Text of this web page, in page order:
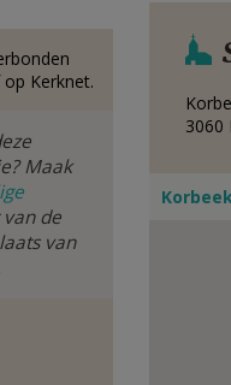
Kerknet.
Maak
de
van
3060